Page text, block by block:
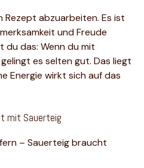
Rezept abzuarbeiten. Es ist
und Freude
du das: Wenn du mit
es selten gut. Das liegt
Energie wirkt sich auf das
mit Sauerteig
– Sauerteig braucht